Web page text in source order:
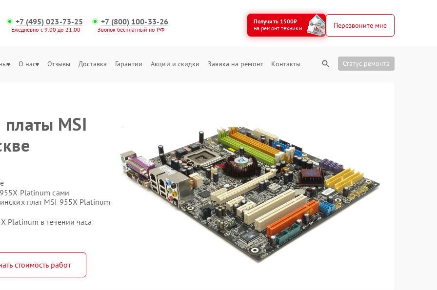
+7 (495) 023-73-25
Ежедневно с 9:00 до 21:00
+7 (800) 100-33-26
Звонок бесплатный по РФ
Получить 1500₽
на ремонт техники
Перезвоните мне
О нас Отзывы Доставка Гарантии Акции и скидки Заявка на ремонт Контакты Статус ремонта
MSI
Platinum сами
плат MSI 955X Platinum
Platinum в течении часа
стоимость работ